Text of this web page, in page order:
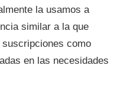
la usamos a
similar a la que
como
en las necesidades